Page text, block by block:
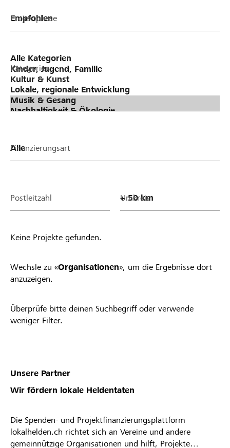
Projektphase
Kategorien
Finanzierungsart
Postleitzahl Umkreis
Keine Projekte gefunden.
Wechsle zu «Organisationen», um die Ergebnisse dort
anzuzeigen.
Überprüfe bitte deinen Suchbegriff oder verwende
weniger Filter.
Unsere Partner
Wir fördern lokale Heldentaten
Die Spenden- und Projektfinanzierungsplattform
lokalhelden.ch richtet sich an Vereine und andere
gemeinnützige Organisationen und hilft, Projekte